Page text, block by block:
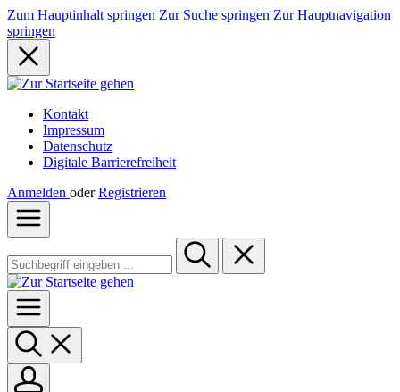
Zum Hauptinhalt springen Zur Suche springen Zur Hauptnavigation
springen
Kontakt
Impressum
Datenschutz
Digitale Barrierefreiheit
Anmelden oder Registrieren